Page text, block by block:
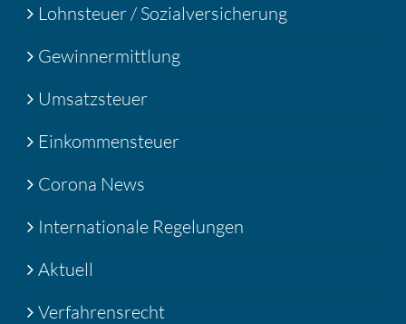
Lohnsteuer / Sozialversicherung
Gewinnermittlung
Umsatzsteuer
Einkommensteuer
Corona News
Internationale Regelungen
Aktuell
Verfahrensrecht